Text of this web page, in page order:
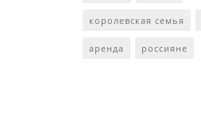
королевская семья
аренда россияне